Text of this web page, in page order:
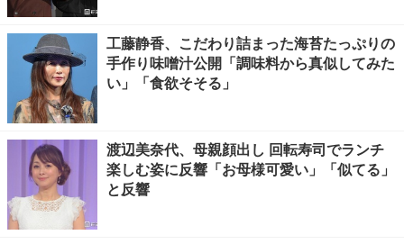
工藤静香、こだわり詰まった海苔たっぷりの
手作り味噌汁公開「調味料から真似してみた
い」「食欲そそる」
渡辺美奈代、母親顔出し 回転寿司でランチ
楽しむ姿に反響「お母様可愛い」「似てる」
と反響